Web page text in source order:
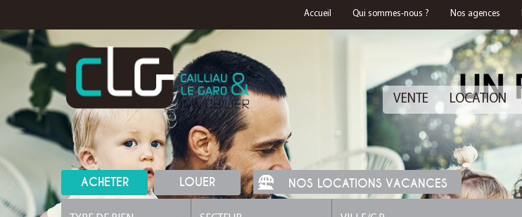
Accueil Qui sommes-nous ? Nos agences
VENTE LOCATION
ACHETER LOUER NOS LOCATIONS VACANCES